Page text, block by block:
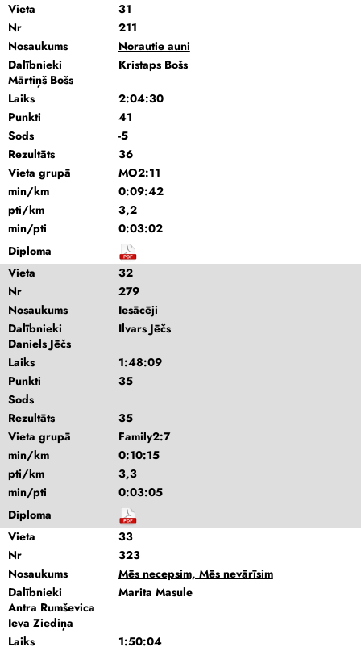
Vieta
31
Nr
211
Nosaukums
Norautie auni
Dalībnieki
Kristaps Bošs
Mārtiņš Bošs
Laiks
2:04:30
Punkti
41
Sods
-5
Rezultāts
36
Vieta grupā
MO2:11
min/km
0:09:42
pti/km
3,2
min/pti
0:03:02
Diploma
Vieta
32
Nr
279
Nosaukums
Iesācēji
Dalībnieki
Ilvars Jēčs
Daniels Jēčs
Laiks
1:48:09
Punkti
35
Sods
Rezultāts
35
Vieta grupā
Family2:7
min/km
0:10:15
pti/km
3,3
min/pti
0:03:05
Diploma
Vieta
33
Nr
323
Nosaukums
Mēs necepsim, Mēs nevārīsim
Dalībnieki
Marita Masule
Antra Rumševica
Ieva Ziediņa
Laiks
1:50:04